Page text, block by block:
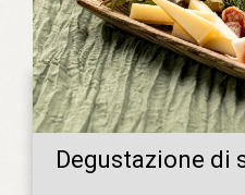
Degustazione di